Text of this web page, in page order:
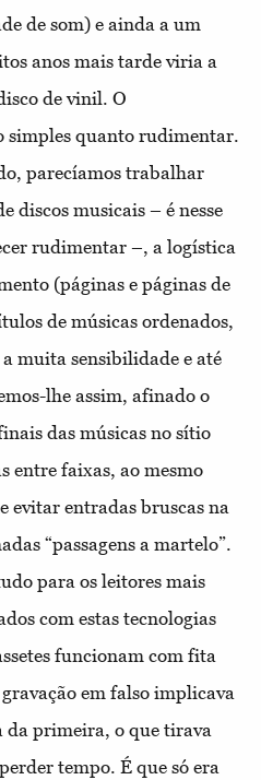
de som) e ainda a um
anos mais tarde viria a
de vinil. O
simples quanto rudimentar.
parecíamos trabalhar
discos musicais – é nesse
rudimentar –, a logística
(páginas e páginas de
de músicas ordenados,
muita sensibilidade e até
lhe assim, afinado o
das músicas no sítio
entre faixas, ao mesmo
evitar entradas bruscas na
“passagens a martelo”.
para os leitores mais
com estas tecnologias
funcionam com fita
em falso implicava
da primeira, o que tirava
tempo. É que só era